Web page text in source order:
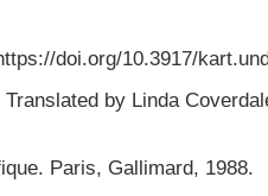
doi.org/10.3917/
by Linda
Paris, Gallimard, 1988.